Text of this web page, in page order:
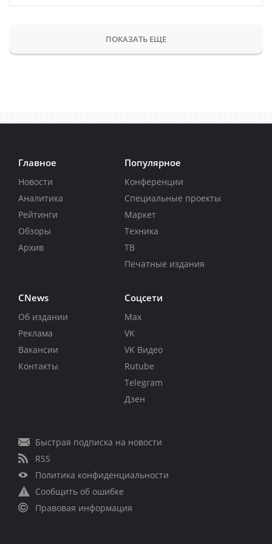
ПОКАЗАТЬ ЕЩЕ
Главное
Новости
Аналитика
Рейтинги
Обзоры
Архив
Популярное
Конференции
Специальные проекты
Маркет
Техника
ТВ
Печатные издания
CNews
Об издании
Реклама
Вакансии
Контакты
Соцсети
Max
VK
VK Видео
Rutube
Telegram
Дзен
Быстрая подписка на новости
RSS
Политика конфиденциальности
Сообщить об ошибке
Правовая информация